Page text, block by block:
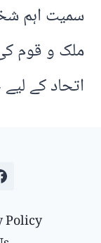
سمیت اہم
ملک و قوم
اتحاد کے
Policy